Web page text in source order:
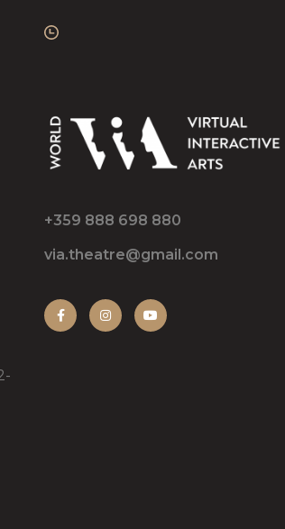
+359 888 698 880
via.theatre@gmail.com